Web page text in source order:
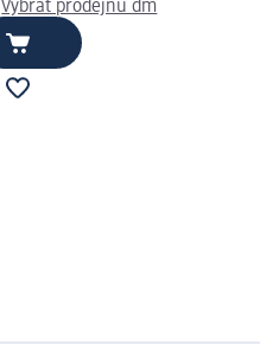
Vybrat prodejnu dm